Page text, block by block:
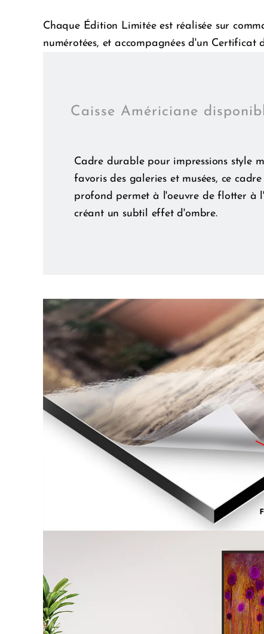
Chaque Édition Limitée est réalisée sur
numérotées, et accompagnées d'un Certificat
Caisse Américiane
Cadre durable pour impressions style
favoris des galeries et musées, ce
profond permet à l'oeuvre de flotter à
créant un subtil effet d'ombre.